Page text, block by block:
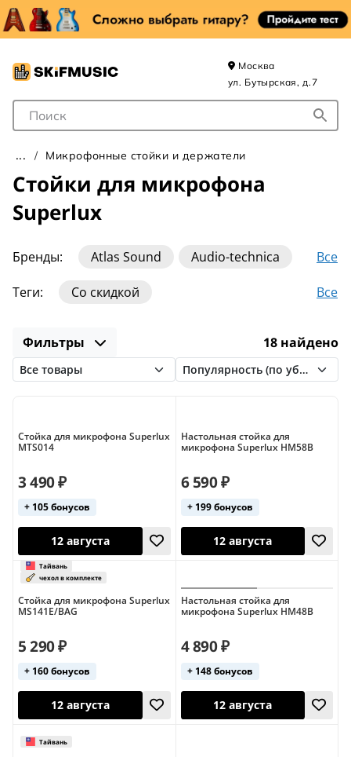
Поле для Поиска
Москва
ул. Бутырская, д.7
Микрофонные стойки и держатели
Стойки для микрофона
Superlux
Бренды: Все
Atlas Sound
Audio-technica
AuraSonics
DPA
OnStage
Proel
Rode
Samson
Soundking
Superfix
Теги: Все
Со скидкой
Стойки для стрима
Стойки журавль
Стойки напольные
Стойки настольные
Стойки регулируемые
Стойки чёрные
Фильтры 18 найдено
Стойка для микрофона Superlux
MTS014
3 490 ₽
+ 105 бонусов
12 августа
Настольная стойка для
микрофона Superlux HM58B
6 590 ₽
+ 199 бонусов
12 августа
Стойка для микрофона Superlux
MS141E/BAG
5 290 ₽
+ 160 бонусов
Настольная стойка для
микрофона Superlux HM48B
4 890 ₽
+ 148 бонусов